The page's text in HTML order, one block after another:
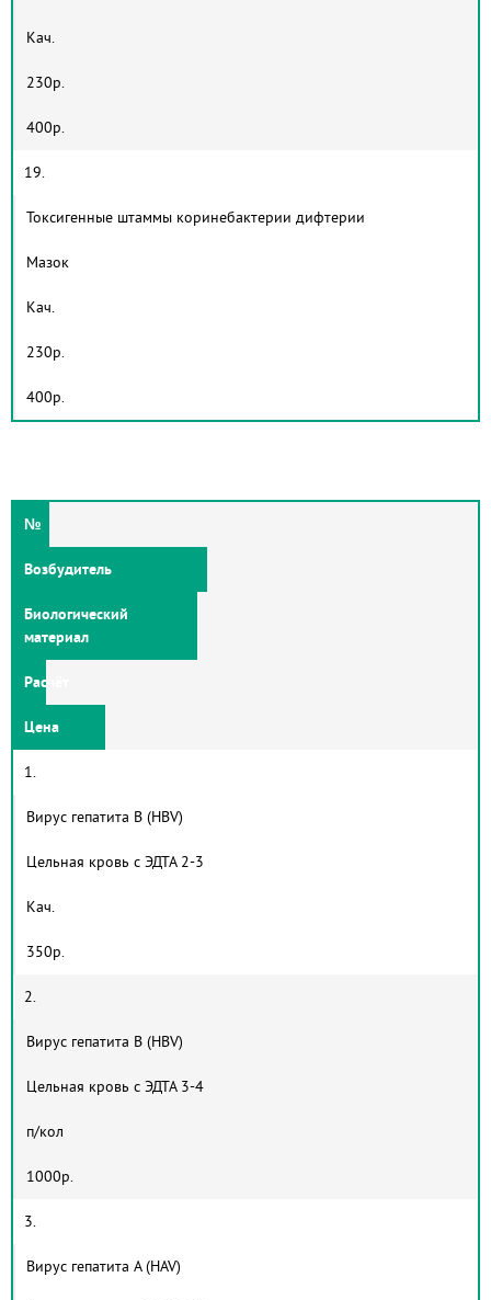
Кач.
230р.
400р.
19.
Токсигенные штаммы коринебактерии дифтерии
Мазок
Кач.
230р.
400р.
№
Возбудитель
Биологический
материал
Расчёт
Цена
1.
Вирус гепатита В (HBV)
Цельная кровь с ЭДТА 2-3
Кач.
350р.
2.
Вирус гепатита B (HBV)
Цельная кровь с ЭДТА 3-4
п/кол
1000р.
3.
Вирус гепатита А (HAV)